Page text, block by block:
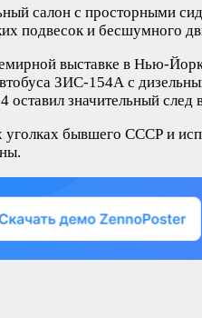
салон с просторными
подвесок и бесшумного
выставке в Нью-
ЗИС-154А с
значительный
бывшего СССР и